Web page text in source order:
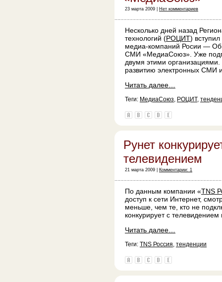
23 марта 2009 | Нет комментариев
Несколько дней назад
технологий (РОЦИТ)
медиа-компаний Росии —
СМИ «МедиаСоюз». Уже
двумя этими
развитию электронных СМИ
Читать далее…
Теги: МедиаСоюз, РОЦИТ,
Рунет
телевидением
21 марта 2009 | Комментарии: 1
По данным компании «TNS
доступ к сети Интернет,
меньше, чем те, кто не
конкурирует с
Читать далее…
Теги: TNS Россия, тенденции